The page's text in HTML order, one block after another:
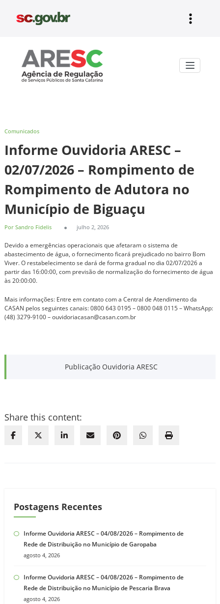
Comunicados
Informe Ouvidoria ARESC –
02/07/2026 – Rompimento de
Rompimento de Adutora no
Município de Biguaçu
Por Sandro Fidelis julho 2, 2026
Devido a emergências operacionais que afetaram o sistema de
abastecimento de água, o fornecimento ficará prejudicado no bairro Bom
Viver. O restabelecimento se dará de forma gradual no dia 02/07/2026 a
partir das 16:00:00, com previsão de normalização do fornecimento de água
às 20:00:00.
Mais informações: Entre em contato com a Central de Atendimento da
CASAN pelos seguintes canais: 0800 643 0195 – 0800 048 0115 – WhatsApp:
(48) 3279-9100 – ouvidoriacasan@casan.com.br
Publicação Ouvidoria ARESC
Share this content:
Postagens Recentes
Informe Ouvidoria ARESC – 04/08/2026 – Rompimento de
Rede de Distribuição no Município de Garopaba
agosto 4, 2026
Informe Ouvidoria ARESC – 04/08/2026 – Rompimento de
Rede de Distribuição no Município de Pescaria Brava
agosto 4, 2026